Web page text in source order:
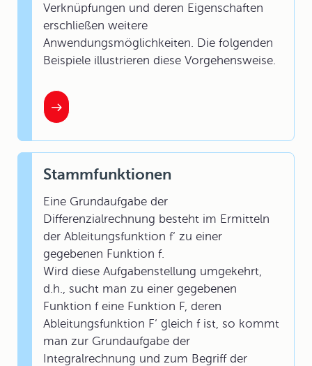
Verknüpfungen und deren Eigenschaften
erschließen weitere
Anwendungsmöglichkeiten. Die folgenden
Beispiele illustrieren diese Vorgehensweise.
Stammfunktionen
Eine Grundaufgabe der
Differenzialrechnung besteht im Ermitteln
der Ableitungsfunktion f‘ zu einer
gegebenen Funktion f.
Wird diese Aufgabenstellung umgekehrt,
d.h., sucht man zu einer gegebenen
Funktion f eine Funktion F, deren
Ableitungsfunktion F‘ gleich f ist, so kommt
man zur Grundaufgabe der
Integralrechnung und zum Begriff der